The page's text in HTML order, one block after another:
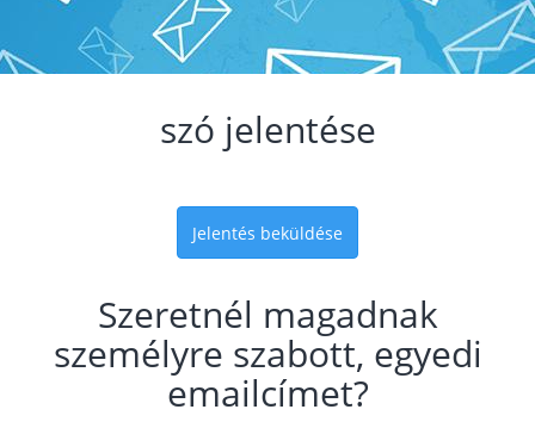
szó jelentése
Jelentés beküldése
Szeretnél magadnak
személyre szabott, egyedi
emailcímet?